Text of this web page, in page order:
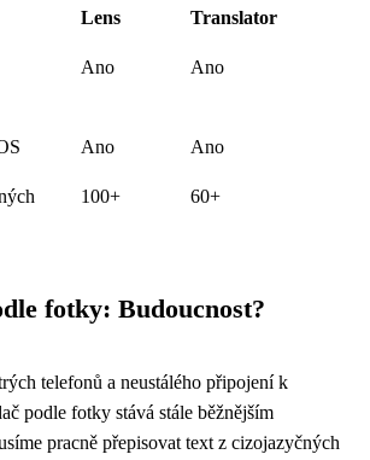
Lens
Translator
Ano Ano
Ano Ano
100+ 60+
fotky: Budoucnost?
telefonů a neustálého připojení k
podle fotky stává stále běžnějším
pracně přepisovat text z cizojazyčných